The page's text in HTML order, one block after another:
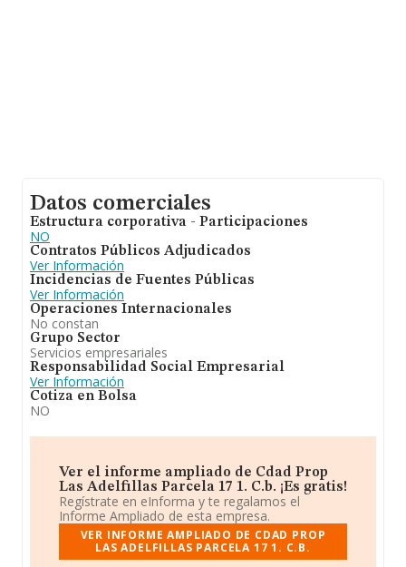
Datos comerciales
Estructura corporativa - Participaciones
NO
Contratos Públicos Adjudicados
Ver Información
Incidencias de Fuentes Públicas
Ver Información
Operaciones Internacionales
No constan
Grupo Sector
Servicios empresariales
Responsabilidad Social Empresarial
Ver Información
Cotiza en Bolsa
NO
Ver el informe ampliado de Cdad Prop
Las Adelfillas Parcela 17 1. C.b. ¡Es gratis!
Regístrate en eInforma y te regalamos el
Informe Ampliado de esta empresa.
VER INFORME AMPLIADO DE CDAD PROP
LAS ADELFILLAS PARCELA 17 1. C.B.